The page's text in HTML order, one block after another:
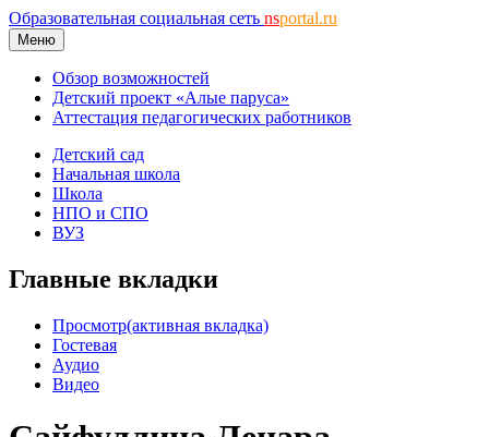
Образовательная социальная сеть nsportal.ru
Меню
Обзор возможностей
Детский проект «Алые паруса»
Аттестация педагогических работников
Детский сад
Начальная школа
Школа
НПО и СПО
ВУЗ
Главные вкладки
Просмотр(активная вкладка)
Гостевая
Аудио
Видео